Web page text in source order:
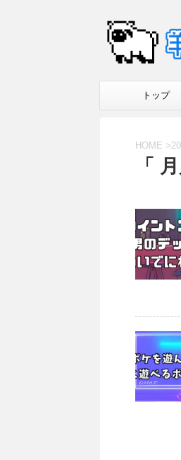
トップ
HOME >
「